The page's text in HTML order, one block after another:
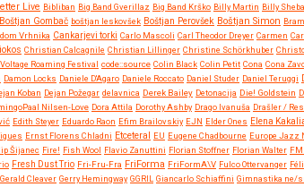
Live Bibliban Big Band Gverillaz Big Band Krško Billy Martin Billy
Boštjan Gombač boštjan leskovšek Boštjan Perovšek Boštjan Simon
Vrhnika Cankarjevi torki Carlo Mascoli Carl Theodor Dreyer Carmen
Christian Calcagnile Christian Lillinger Christine Schörkhuber
Roaming Festival code::source Colin Black Colin Petit Cona Cona
Damon Locks Daniele D'Agaro Daniele Roccato Daniel Studer Daniel Teruggi
Koban Dejan Požegar delavnica Derek Bailey Detonacija Die! Goldstein
Nilsen-Love Dora Attila Dorothy Ashby Drago Ivanuša Drašler /
Edith Steyer Eduardo Raon Efim Brailovskiy EJN Elder Ones Elena
Ernst Florens Chladni Etceteral EU Eugene Chadbourne Europe Jazz
Šijanec Fire! Fish Wool Flavio Zanuttini Florian Stoffner Florian Walter
Fresh Dust Trio Fri-Fru-Fra FriForma FriFormA\V Fulco Ottervanger
Gerald Cleaver Gerry Hemingway GGRIL Giancarlo Schiaffini Gimnastika ne/